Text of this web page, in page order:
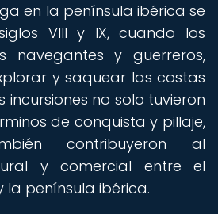
en la península ibérica se
VIII y IX, cuando los
navegantes y guerreros,
y saquear las costas
incursiones no solo tuvieron
de conquista y pillaje,
contribuyeron al
y comercial entre el
la península ibérica.